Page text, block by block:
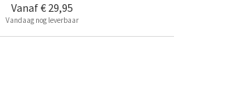
Vanaf€ 29,95
Vandaag nog leverbaar